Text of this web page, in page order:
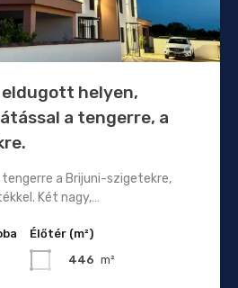
eldugott helyen,
a tengerre, a
a Brijuni-szigetekre,
Két nagy,…
Élőtér (m²)
446 m²